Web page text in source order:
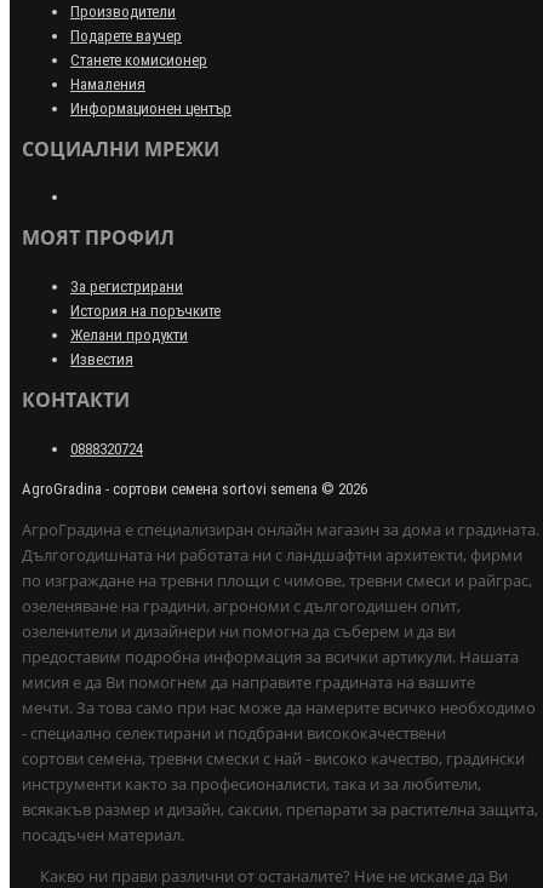
Производители
Подарете ваучер
Станете комисионер
Намаления
Информационен център
СОЦИАЛНИ МРЕЖИ
МОЯТ ПРОФИЛ
За регистрирани
История на поръчките
Желани продукти
Известия
КОНТАКТИ
0888320724
AgroGradina - сортови семена sortovi semena © 2026
АгроГрадина е специализиран онлайн магазин за дома и градината.
Дългогодишната ни работата ни с ландшафтни архитекти, фирми
по изграждане на тревни площи с чимове, тревни смеси и райграс,
озеленяване на градини, агрономи с дългогодишен опит,
озеленители и дизайнери ни помогна да съберем и да ви
предоставим подробна информация за всички артикули. Нашата
мисия е да Ви помогнем да направите градината на вашите
мечти. За това само при нас може да намерите всичко необходимо
- специално селектирани и подбрани висококачествени
сортови семена, тревни смески с най - високо качество, градински
инструменти както за професионалисти, така и за любители,
всякакъв размер и дизайн, саксии, препарати за растителна защита,
посадъчен материал.
Какво ни прави различни от останалите? Ние не искаме да Ви